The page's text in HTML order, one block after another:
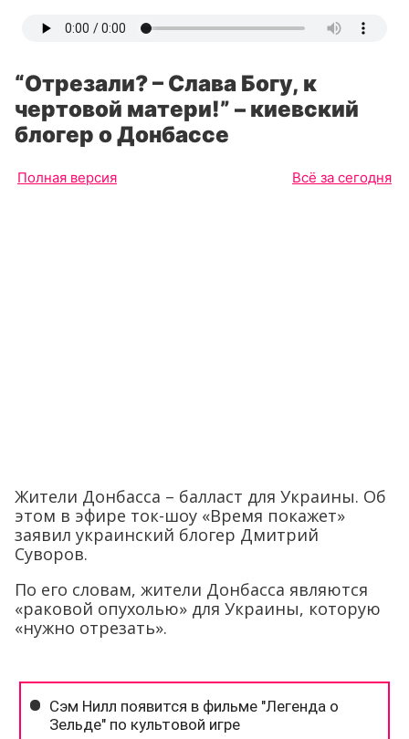
“Отрезали? – Слава Богу, к
чертовой матери!” – киевский
блогер о Донбассе
Полная версия Всё за сегодня
Жители Донбасса – балласт для Украины. Об
этом в эфире ток-шоу «Время покажет»
заявил украинский блогер Дмитрий
Суворов.
По его словам, жители Донбасса являются
«раковой опухолью» для Украины, которую
«нужно отрезать».